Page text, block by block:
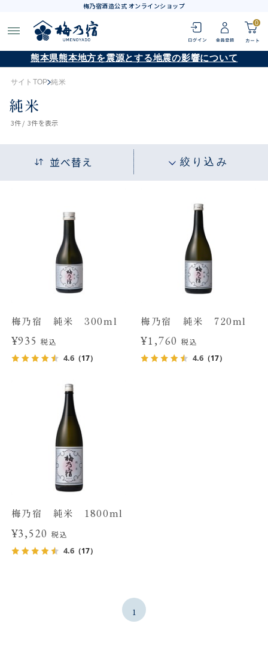
梅乃宿酒造公式 オンラインショップ
0
熊本県熊本地方を震源とする地震の影響について
サイトTOP 純米
純米
3件 / 3件を表示
並べ替え 絞り込み
梅乃宿 純米 300ml
¥935税込
4.6（17）
梅乃宿 純米 720ml
¥1,760 税込
4.6 （17）
梅乃宿 純米 1800ml
¥3,520税込
4.6（17）
1